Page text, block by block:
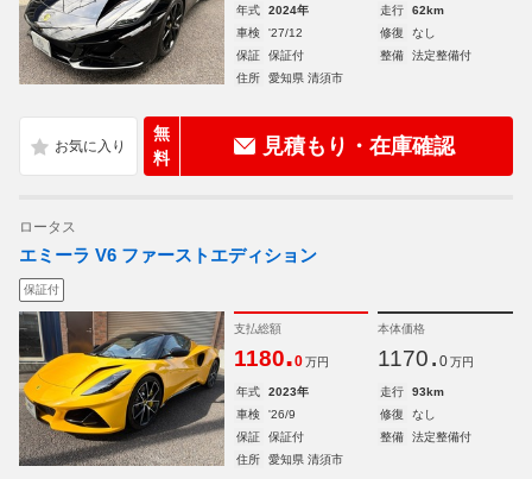
年式 2024年 走行
62km
車検
'27/12 修復
なし
保証
保証付 整備
法定整備付
住所
愛知県 清須市
無
料
見積もり・在庫確認
ロータス
エミーラ V6 ファーストエディション
保証付
支払総額
1180.0 万円
本体価格
1170. 0 万円
年式 2023年 走行
93km
車検
'26/9 修復
なし
保証
保証付 整備
法定整備付
住所
愛知県 清須市